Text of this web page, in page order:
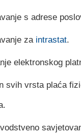
s adrese
za intrastat.
elektronskog
svih vrsta plaća